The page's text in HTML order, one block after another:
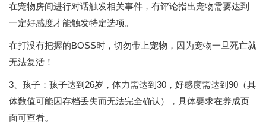
在宠物房间进行对话触发相关事件，有评论指出宠物需要达到
一定好感度才能触发特定选项。
在打没有把握的BOSS时，切勿带上宠物，因为宠物一旦死亡就
无法复活！
3、孩子：孩子达到26岁，体力需达到30，好感度需达到90（具
体数值可能因存档丢失而无法完全确认），具体要求在养成页
面可查看。